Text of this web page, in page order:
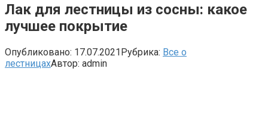
Лак для лестницы из сосны: какое
лучшее покрытие
Опубликовано: 17.07.2021Рубрика: Все о
лестницахАвтор: admin